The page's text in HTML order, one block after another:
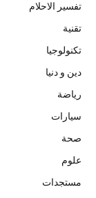
تفسير الاحلام
تقنية
تكنولوجيا
دين و دنيا
رياضة
سيارات
صحة
علوم
مستجدات